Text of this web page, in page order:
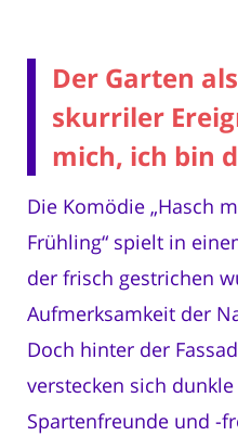
Der Garten
skurriler
mich, ich bin
Die Komödie „Hasch
Frühling“ spielt in
der frisch gestrichen
Aufmerksamkeit der
Doch hinter der
verstecken sich
Spartenfreunde und -